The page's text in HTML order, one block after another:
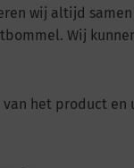
wij altijd
Wij
het product en